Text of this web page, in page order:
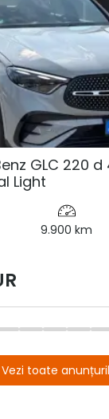
GLC 220 d
Light
9.900 km
Vezi toate